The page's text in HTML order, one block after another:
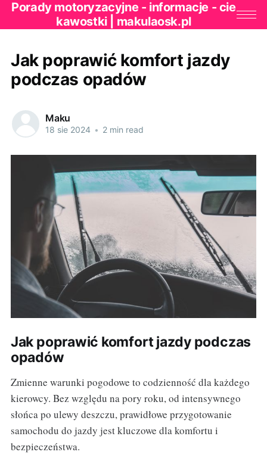
Porady motoryzacyjne - informacje - cie
kawostki | makulaosk.pl
Jak poprawić komfort jazdy
podczas opadów
Maku
18 sie 2024 • 2 min read
Jak poprawić komfort jazdy podczas
opadów
Zmienne warunki pogodowe to codzienność dla każdego
kierowcy. Bez względu na pory roku, od intensywnego
słońca po ulewy deszczu, prawidłowe przygotowanie
samochodu do jazdy jest kluczowe dla komfortu i
bezpieczeństwa.